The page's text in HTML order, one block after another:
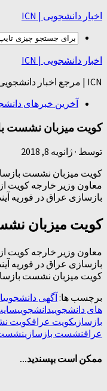
اخبار دانشجویی | ICN
اخبار دانشجویی | ICN
ICN | مرجع اخبار دانشجویی
آخرین خبرهای
کویت میزبان نشست
توسط · ژانویه 8, 2018
کویت میزبان نشست
معاون وزیر خارجه کویت
بازسازی عراق در فوریه
کویت میزبان
معاون وزیر خارجه کویت
بازسازی عراق در فوریه
کویت میزبان نشست
برچسب ها: آگهی دانشجویی
های دانشجوییدانشجویی
بازسازیکویت عراقکویت
عراقنشست بازسازی
ممکن است بپسندید...